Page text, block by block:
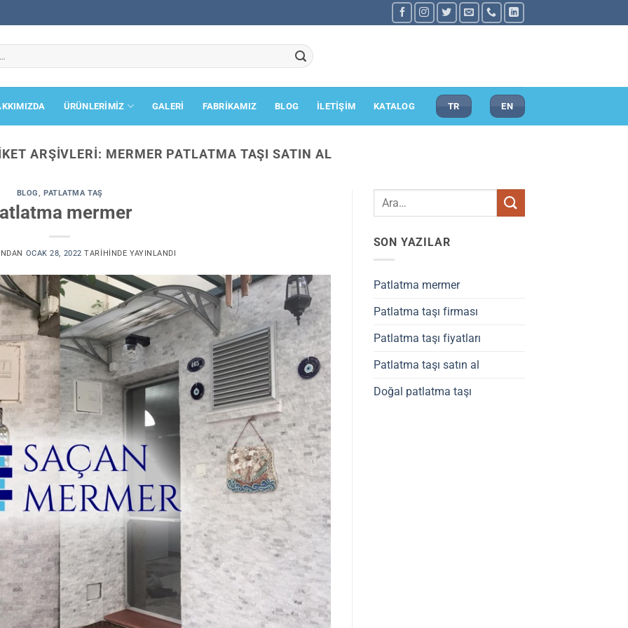
ÜRÜNLERİMİZ GALERİ FABRİKAMIZ BLOG İLETİŞİM KATALOG TR EN
ARŞIVLERI: MERMER PATLATMA TAŞI SATIN AL
BLOG, PATLATMA TAŞ
mermer
OCAK 28, 2022 TARIHINDE YAYINLANDI
SON YAZILAR
Patlatma mermer
Patlatma taşı firması
Patlatma taşı fiyatları
Patlatma taşı satın al
Doğal patlatma taşı